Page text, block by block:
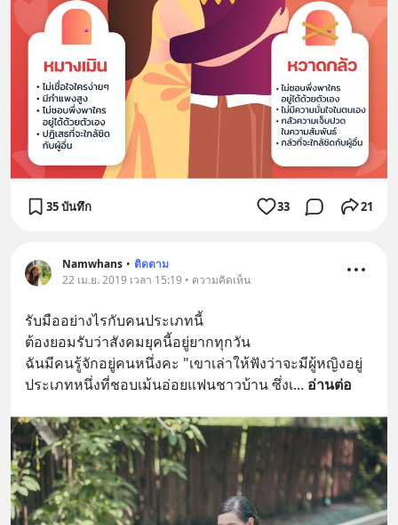
35 บันทึก 33 21
Namwhans • ติดตาม
22 เม.ย. 2019 เวลา 15:19 • ความคิดเห็น
รับมืออย่างไรกับคนประเภทนี้
ต้องยอมรับว่าสังคมยุคนี้อยู่ยากทุกวัน
ฉันมีคนรู้จักอยู่คนหนึ่งคะ "เขาเล่าให้ฟังว่าจะมีผู้หญิงอยู่
ประเภทหนึ่งที่ชอบเม้นอ่อยแฟนชาวบ้าน ซึ่งเ... อ่านต่อ